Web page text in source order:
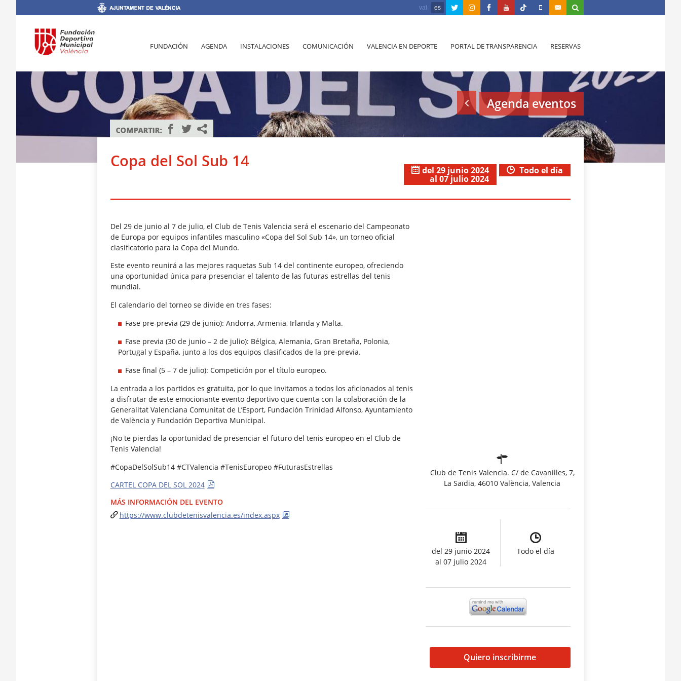
val es
FUNDACIÓN AGENDA INSTALACIONES COMUNICACIÓN VALENCIA EN DEPORTE PORTAL DE TRANSPARENCIA RESERVAS
Agenda eventos
Copa del Sol Sub 14
Todo el día
del 29 junio 2024
al 07 julio 2024
Del 29 de junio al 7 de julio, el Club de Tenis Valencia será el escenario del Campeonato
de Europa por equipos infantiles masculino «Copa del Sol Sub 14», un torneo oficial
clasificatorio para la Copa del Mundo.
Este evento reunirá a las mejores raquetas Sub 14 del continente europeo, ofreciendo
una oportunidad única para presenciar el talento de las futuras estrellas del tenis
mundial.
El calendario del torneo se divide en tres fases:
Fase pre-previa (29 de junio): Andorra, Armenia, Irlanda y Malta.
Fase previa (30 de junio – 2 de julio): Bélgica, Alemania, Gran Bretaña, Polonia,
Portugal y España, junto a los dos equipos clasificados de la pre-previa.
Fase final (5 – 7 de julio): Competición por el título europeo.
La entrada a los partidos es gratuita, por lo que invitamos a todos los aficionados al tenis
a disfrutar de este emocionante evento deportivo que cuenta con la colaboración de la
Generalitat Valenciana Comunitat de L’Esport, Fundación Trinidad Alfonso, Ayuntamiento
de València y Fundación Deportiva Municipal.
¡No te pierdas la oportunidad de presenciar el futuro del tenis europeo en el Club de
Tenis Valencia!
#CopaDelSolSub14 #CTValencia #TenisEuropeo #FuturasEstrellas
CARTEL COPA DEL SOL 2024
MÁS INFORMACIÓN DEL EVENTO
https://www.clubdetenisvalencia.es/index.aspx
Club de Tenis Valencia. C/ de Cavanilles, 7,
La Saïdia, 46010 València, Valencia
del 29 junio 2024
al 07 julio 2024
Todo el día
Quiero inscribirme